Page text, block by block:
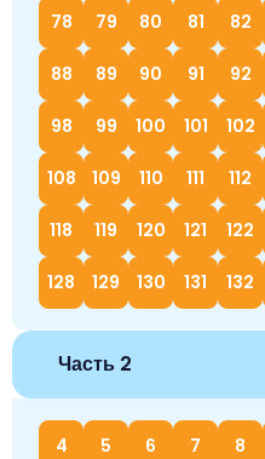
78 79 80 81 82
88 89 90 91 92
98 99 100 101 102
108 109 110 111 112
118 119 120 121 122
128 129 130 131 132
Часть 2
4 5 6 7 8